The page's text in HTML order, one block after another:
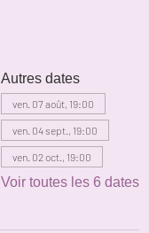
Autres dates
ven. 07 août, 19:00
ven. 04 sept., 19:00
ven. 02 oct., 19:00
Voir toutes les 6 dates